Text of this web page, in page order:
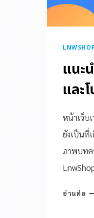
แนะ
และ
หน้าเว็บ
ยังเป็นที่
ภาพบทค
อ่านต่อ